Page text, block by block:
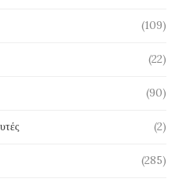
(109)
(22)
(90)
(2)
(285)